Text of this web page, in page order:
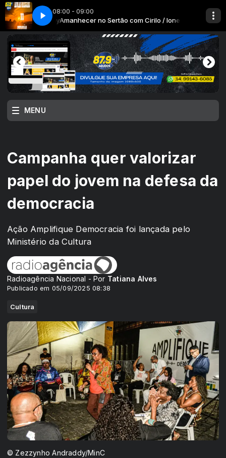
08:00 - 09:00
/ StefanyAmanhecer no Sertão com Cirilo / Ione / Stefany
Remaster044 - Gilberto e Gilmar - So Mais Uma Vez - 1998 Digital
MENU
Campanha quer valorizar
papel do jovem na defesa da
democracia
Ação Amplifique Democracia foi lançada pelo
Ministério da Cultura
Radioagência Nacional - Por Tatiana Alves
Publicado em 05/09/2025 08:38
Cultura
© Zezzynho Andraddy/MinC